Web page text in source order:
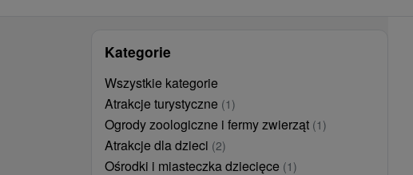
Kategorie
Wszystkie kategorie
Atrakcje turystyczne (1)
Ogrody zoologiczne i fermy zwierząt (1)
Atrakcje dla dzieci (2)
Ośrodki i miasteczka dziecięce (1)